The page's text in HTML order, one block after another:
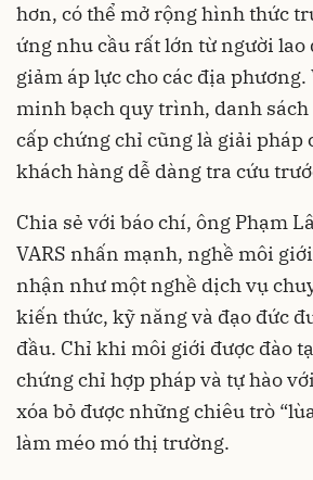
hơn, có thể mở rộng hình thức
ứng nhu cầu rất lớn từ người lao
giảm áp lực cho các địa
minh bạch quy trình, danh
cấp chứng chỉ cũng là giải pháp
khách hàng dễ dàng tra cứu
Chia sẻ với báo chí, ông Phạm
VARS nhấn mạnh, nghề môi
nhận như một nghề dịch vụ
kiến thức, kỹ năng và đạo đức
đầu. Chỉ khi môi giới được đào
chứng chỉ hợp pháp và tự hào
xóa bỏ được những chiêu trò
làm méo mó thị trường.